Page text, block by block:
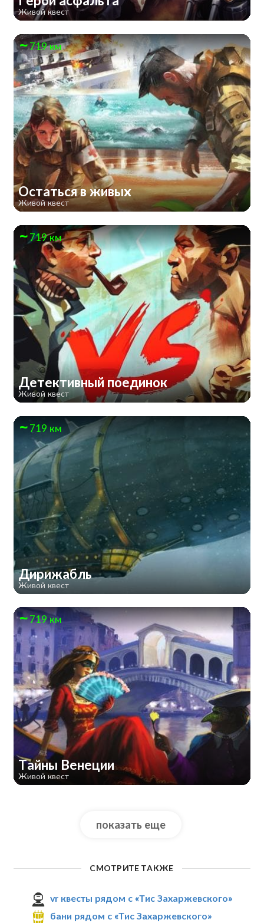
Живой квест
719 км
Остаться в живых
Живой квест
719 км
Детективный поединок
Живой квест
719 км
Дирижабль
Живой квест
719 км
Тайны Венеции
Живой квест
показать еще
СМОТРИТЕ ТАКЖЕ
vr квесты рядом с «Тис Захаржевского»
бани рядом с «Тис Захаржевского»